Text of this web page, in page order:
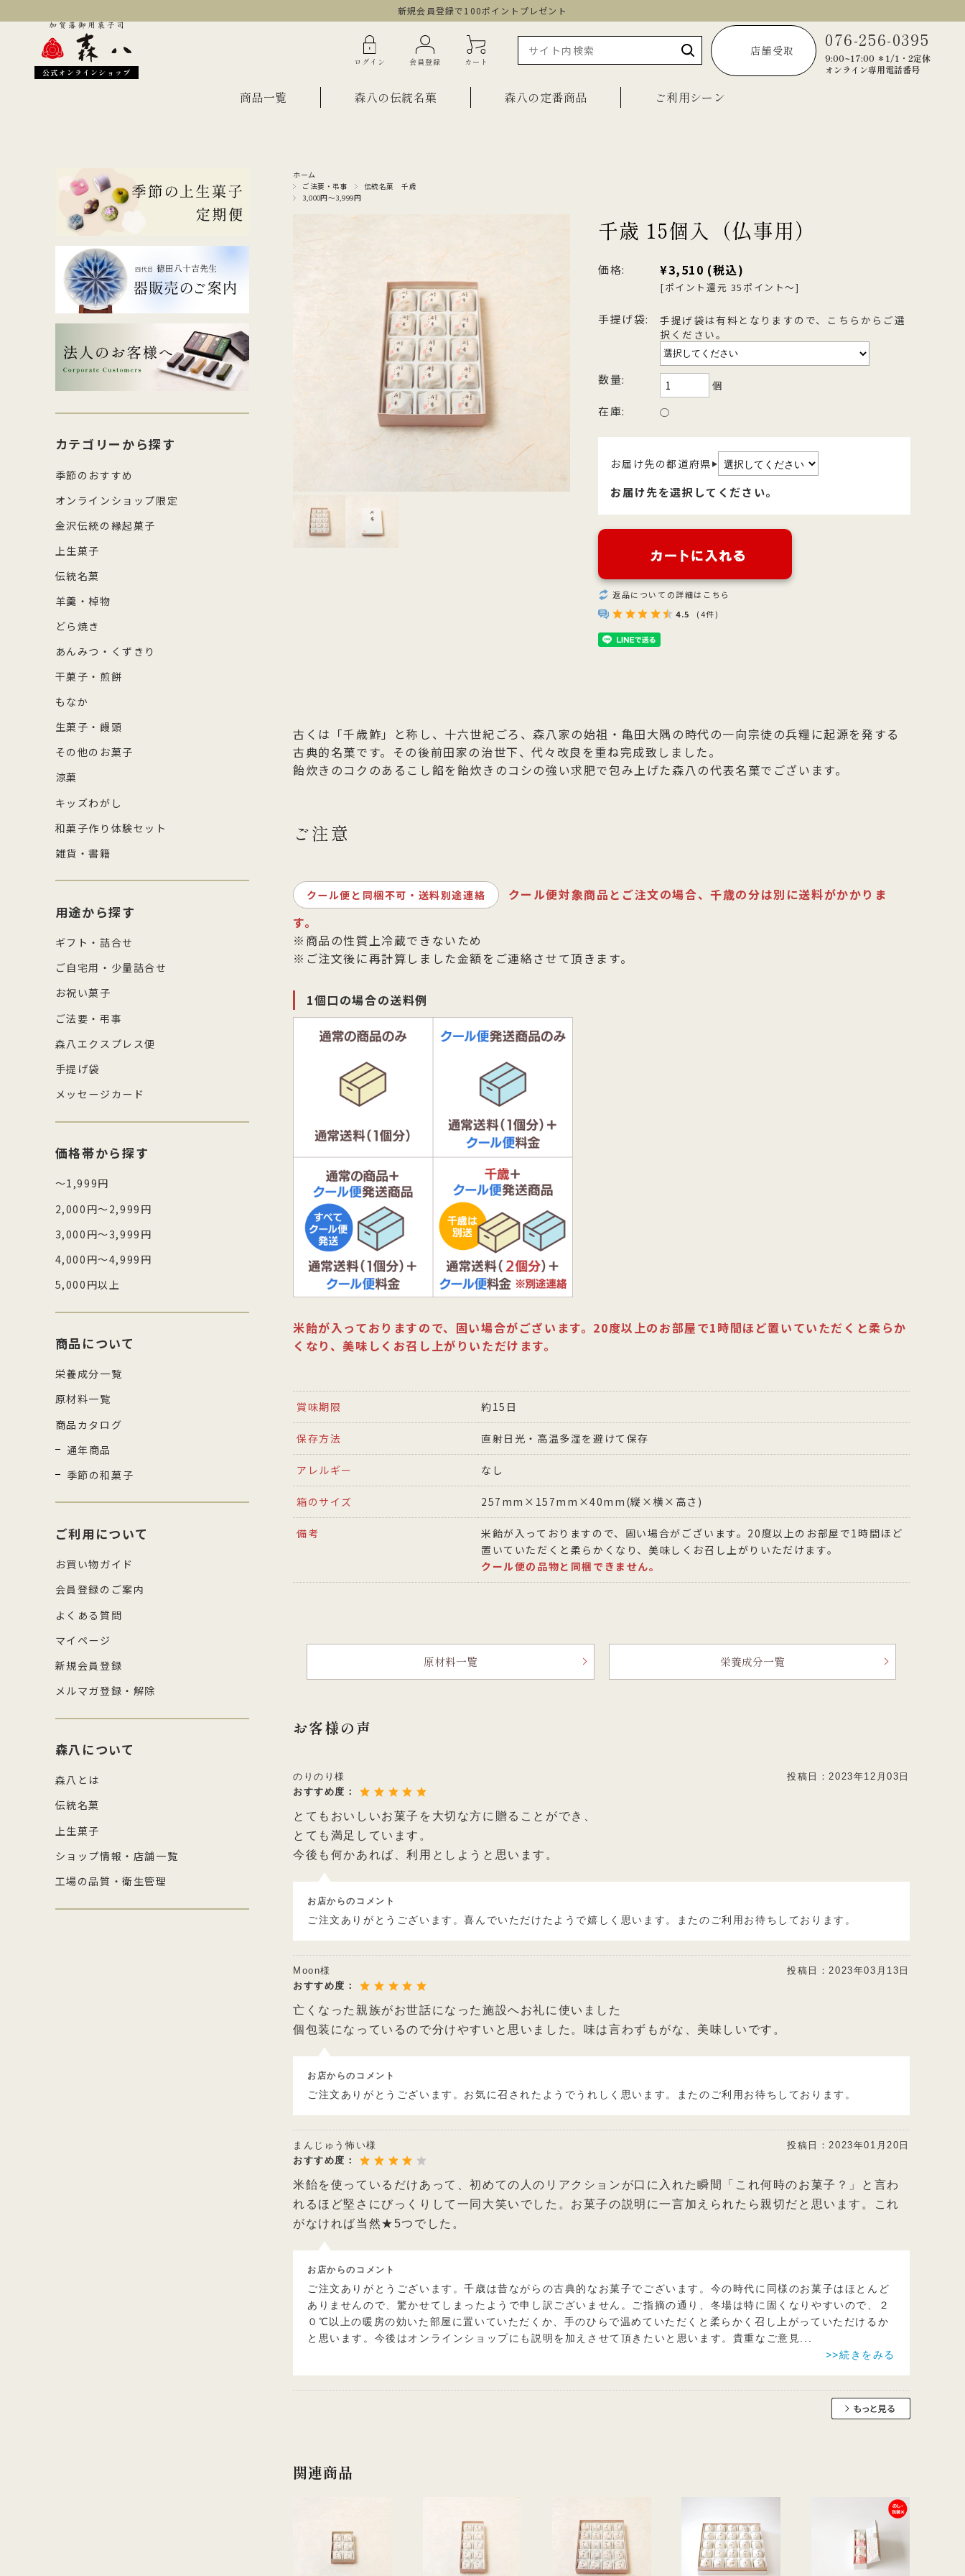
新規会員登録で100ポイントプレゼント
公式オンラインショップ
ログイン 会員登録 カート
店舗受取
076-256-0395
9:00~17:00 ＊1/1・2定休
オンライン専用電話番号
商品一覧
季節のおすすめ
オンラインショップ限定商品
金沢伝統の縁起菓子
伝統名菓
どら焼き
あんみつ・くずきり
生菓子・饅頭
その他のお菓子
涼菓
和菓子作り体験セット
メッセージカード
3,000円～3,999円
4,000円～4,999円
5,000円以上
森八の伝統名菓
長生殿
四百年間かわらぬ製法を守り続け日
本三名菓の随一と称えられておりま
す。
千歳
コクのあるこし餡を飴炊きのコシの
強い求肥で包み上げ、紅白の和三盆
糖を贅沢にまぶした森八の代表名
黒羊羹「玄」
使用し、さっぱりとした上品な甘さ
が特徴です。４種類のサイズ展開を
ご用意。
黒羊羹「匠」
森八の昔ながらの黒羊羹。玄と比較
して、米飴を贅沢に使用しており、
濃厚でコクのある甘さが特徴です。
森八の定番商品
蛇玉もなか
森八の商標「蛇玉」を形にした、香
ばしい加賀のもなか種としっとりと
したこし餡が魅力
もち皮どら焼き 宝達
しっとりとしたもち皮に良質な国内
産小豆のつぶあんを包み込んだ人気
の森八定番菓子
小型羊羹「粋」
羊羹「粋」は加賀金沢の天然の伏流
水と厳選素材を使用
宝達葛くずきり
400年の歴史を誇る「宝達葛」を用
いた、つるりとした爽やかなのどご
しが自慢のくずきり
ご利用シーン
ギフト・詰合せ ご自宅用・少量セット お祝い菓子 ご法要・弔事
ホーム
ご法要・弔事
伝統名菓 千歳
3,000円～3,999円
千歳 15個入（仏事用）
価格: ¥3,510 (税込)
[ポイント還元 35ポイント～]
手提げ袋:
手提げ袋は有料となりますので、こちらからご選
択ください。
数量: 個
在庫: ○
お届け先の都道府県 ▶
お届け先を選択してください。
返品についての詳細はこちら
4.5
(4件)
古くは「千歳鮓」と称し、十六世紀ごろ、森八家の始祖・亀田大隅の時代の一向宗徒の兵糧に起源を発する
古典的名菓です。その後前田家の治世下、代々改良を重ね完成致しました。
飴炊きのコクのあるこし餡を飴炊きのコシの強い求肥で包み上げた森八の代表名菓でございます。
ご注意
クール便と同梱不可・送料別途連絡
クール便対象商品とご注文の場合、千歳の分は別に送料がかかりま
す。
※商品の性質上冷蔵できないため
※ご注文後に再計算しました金額をご連絡させて頂きます。
1個口の場合の送料例
米飴が入っておりますので、固い場合がございます。20度以上のお部屋で1時間ほど置いていただくと柔らか
くなり、美味しくお召し上がりいただけます。
賞味期限 約15日
保存方法 直射日光・高温多湿を避けて保存
アレルギー なし
箱のサイズ 257mm×157mm×40mm(縦×横×高さ)
備考
米飴が入っておりますので、固い場合がございます。20度以上のお部屋で1時間ほど
置いていただくと柔らかくなり、美味しくお召し上がりいただけます。
クール便の品物と同梱できません。
原材料一覧 栄養成分一覧
お客様の声
のりのり様 投稿日：2023年12月03日
おすすめ度：
とてもおいしいお菓子を大切な方に贈ることができ、
とても満足しています。
今後も何かあれば、利用としようと思います。
お店からのコメント
ご注文ありがとうございます。喜んでいただけたようで嬉しく思います。またのご利用お待ちしております。
Moon様 投稿日：2023年03月13日
おすすめ度：
亡くなった親族がお世話になった施設へお礼に使いました
個包装になっているので分けやすいと思いました。味は言わずもがな、美味しいです。
お店からのコメント
ご注文ありがとうございます。お気に召されたようでうれしく思います。またのご利用お待ちしております。
まんじゅう怖い様 投稿日：2023年01月20日
おすすめ度：
米飴を使っているだけあって、初めての人のリアクションが口に入れた瞬間「これ何時のお菓子？」と言わ
れるほど堅さにびっくりして一同大笑いでした。お菓子の説明に一言加えられたら親切だと思います。これ
がなければ当然★5つでした。
お店からのコメント
ご注文ありがとうございます。千歳は昔ながらの古典的なお菓子でございます。今の時代に同様のお菓子はほとんど
ありませんので、驚かせてしまったようで申し訳ございません。ご指摘の通り、冬場は特に固くなりやすいので、２
０℃以上の暖房の効いた部屋に置いていただくか、手のひらで温めていただくと柔らかく召し上がっていただけるか
と思います。今後はオンラインショップにも説明を加えさせて頂きたいと思います。貴重なご意見...
>>続きをみる
関連商品
カテゴリーから探す
季節のおすすめ
オンラインショップ限定
金沢伝統の縁起菓子
上生菓子
伝統名菓
羊羹・棹物
どら焼き
あんみつ・くずきり
干菓子・煎餅
もなか
生菓子・饅頭
その他のお菓子
涼菓
キッズわがし
和菓子作り体験セット
雑貨・書籍
用途から探す
ギフト・詰合せ
ご自宅用・少量詰合せ
お祝い菓子
ご法要・弔事
森八エクスプレス便
手提げ袋
メッセージカード
価格帯から探す
～1,999円
2,000円～2,999円
3,000円～3,999円
4,000円～4,999円
5,000円以上
商品について
栄養成分一覧
原材料一覧
商品カタログ
通年商品
季節の和菓子
ご利用について
お買い物ガイド
会員登録のご案内
よくある質問
マイページ
新規会員登録
メルマガ登録・解除
森八について
森八とは
伝統名菓
上生菓子
ショップ情報・店舗一覧
工場の品質・衛生管理